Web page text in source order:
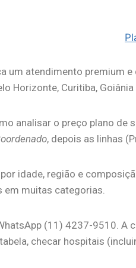
um atendimento premium
Horizonte, Curitiba,
analisar o preço plano
, depois as linhas
idade, região e
em muitas categorias.
(11) 4237-9510. A
checar hospitais